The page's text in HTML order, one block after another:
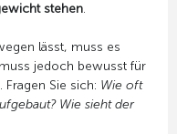
stehen.
lässt, muss es
jedoch bewusst für
Sie sich: Wie oft
Wie sieht der